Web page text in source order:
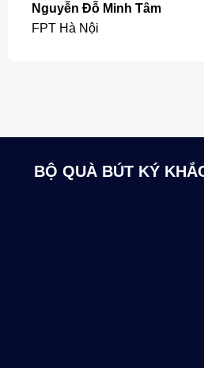
Nguyễn Đỗ Minh Tâm
FPT Hà Nội
BỘ QUÀ BÚT KÝ